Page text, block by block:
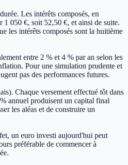
Les intérêts composés, en
1 050 €, soit 52,50 €, et ainsi de suite.
les intérêts composés sont la huitième
entre 2 % et 4 % par an selon les
Pour une simulation prudente et
pas des performances futures.
Chaque versement effectué tôt dans
annuel produisent un capital final
les aléas et de construire un
un euro investi aujourd'hui peut
préférable de commencer à